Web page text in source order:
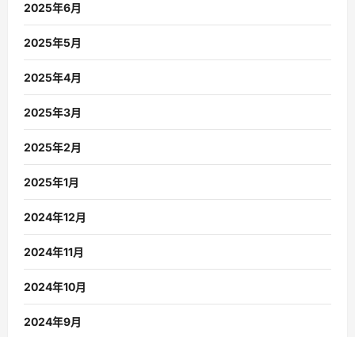
2025年6月
2025年5月
2025年4月
2025年3月
2025年2月
2025年1月
2024年12月
2024年11月
2024年10月
2024年9月